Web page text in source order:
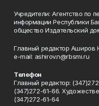
Учредители: Агентство по
информации Республики
общество Издательский
Главный редактор Аширов
e-mail: ashirov.n@rbsmi.ru
Телефон
Главный редактор:
(347)272-61-66.
(347)272-61-64